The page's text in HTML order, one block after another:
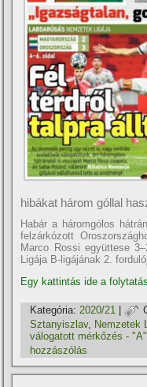
hibákat három góllal
Habár a háromgólos
felzárkózott
Marco Rossi együttese
Ligája B-ligájának 2.
Egy kattintás ide a
Kategória: 2020/21 |
Sztanyiszlav, Nemzetek
válogatott mérkőzés - "A"
hozzászólás